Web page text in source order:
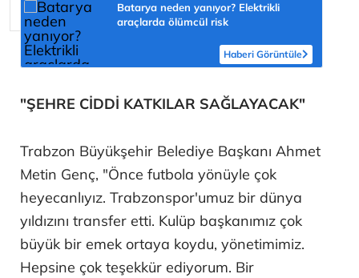
Batarya neden yanıyor? Elektrikli
araçlarda ölümcül risk
Haberi Görüntüle
"ŞEHRE CİDDİ KATKILAR SAĞLAYACAK"
Trabzon Büyükşehir Belediye Başkanı Ahmet
Metin Genç, "Önce futbola yönüyle çok
heyecanlıyız. Trabzonspor'umuz bir dünya
yıldızını transfer etti. Kulüp başkanımız çok
büyük bir emek ortaya koydu, yönetimimiz.
Hepsine çok teşekkür ediyorum. Bir